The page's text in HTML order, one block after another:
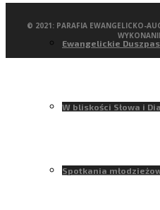
Ewangelickie
W bliskości Słowa i
Spotkania
© 2021: PARAFIA EWANGELICKO-